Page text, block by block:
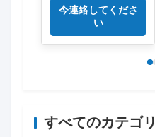
バッグ
今連絡してくださ
い
すべてのカテゴリ